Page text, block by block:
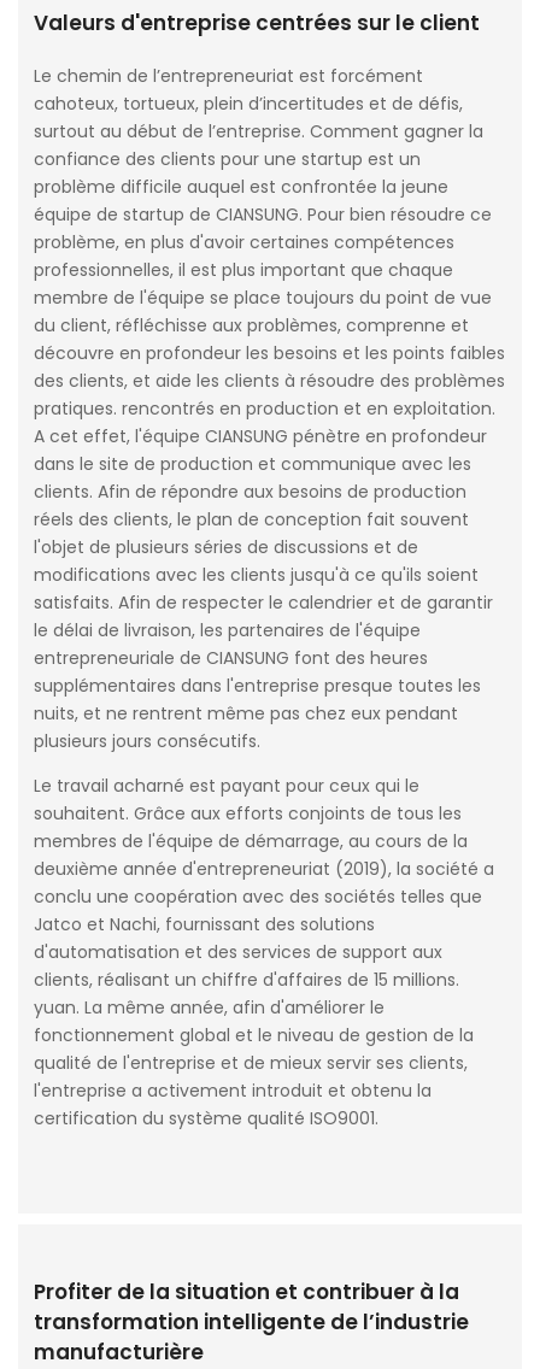
Valeurs d'entreprise centrées sur le client
Le chemin de l’entrepreneuriat est forcément
cahoteux, tortueux, plein d’incertitudes et de défis,
surtout au début de l’entreprise. Comment gagner la
confiance des clients pour une startup est un
problème difficile auquel est confrontée la jeune
équipe de startup de CIANSUNG. Pour bien résoudre ce
problème, en plus d'avoir certaines compétences
professionnelles, il est plus important que chaque
membre de l'équipe se place toujours du point de vue
du client, réfléchisse aux problèmes, comprenne et
découvre en profondeur les besoins et les points faibles
des clients, et aide les clients à résoudre des problèmes
pratiques. rencontrés en production et en exploitation.
A cet effet, l'équipe CIANSUNG pénètre en profondeur
dans le site de production et communique avec les
clients. Afin de répondre aux besoins de production
réels des clients, le plan de conception fait souvent
l'objet de plusieurs séries de discussions et de
modifications avec les clients jusqu'à ce qu'ils soient
satisfaits. Afin de respecter le calendrier et de garantir
le délai de livraison, les partenaires de l'équipe
entrepreneuriale de CIANSUNG font des heures
supplémentaires dans l'entreprise presque toutes les
nuits, et ne rentrent même pas chez eux pendant
plusieurs jours consécutifs.
Le travail acharné est payant pour ceux qui le
souhaitent. Grâce aux efforts conjoints de tous les
membres de l'équipe de démarrage, au cours de la
deuxième année d'entrepreneuriat (2019), la société a
conclu une coopération avec des sociétés telles que
Jatco et Nachi, fournissant des solutions
d'automatisation et des services de support aux
clients, réalisant un chiffre d'affaires de 15 millions.
yuan. La même année, afin d'améliorer le
fonctionnement global et le niveau de gestion de la
qualité de l'entreprise et de mieux servir ses clients,
l'entreprise a activement introduit et obtenu la
certification du système qualité ISO9001.
Profiter de la situation et contribuer à la
transformation intelligente de l’industrie
manufacturière